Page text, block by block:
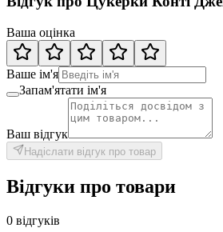
Ваша оцінка
Ваше ім'я
Запам'ятати ім'я
Ваш відгук
Надіслати відгук про товар
Відгуки про товари
0 відгуків